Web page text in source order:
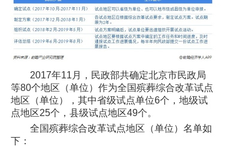
2017年11月，民政部共确定北京市民政局
等80个地区（单位）作为全国殡葬综合改革试点
地区（单位），其中省级试点单位6个，地级试
点地区25个，县级试点地区49个。
全国殡葬综合改革试点地区（单位）名单如
下：